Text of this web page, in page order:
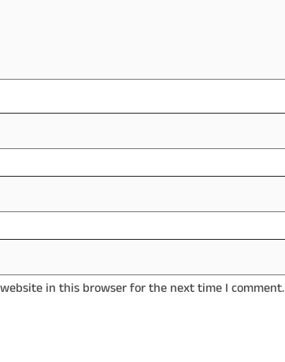
in this browser for the next time I comment.